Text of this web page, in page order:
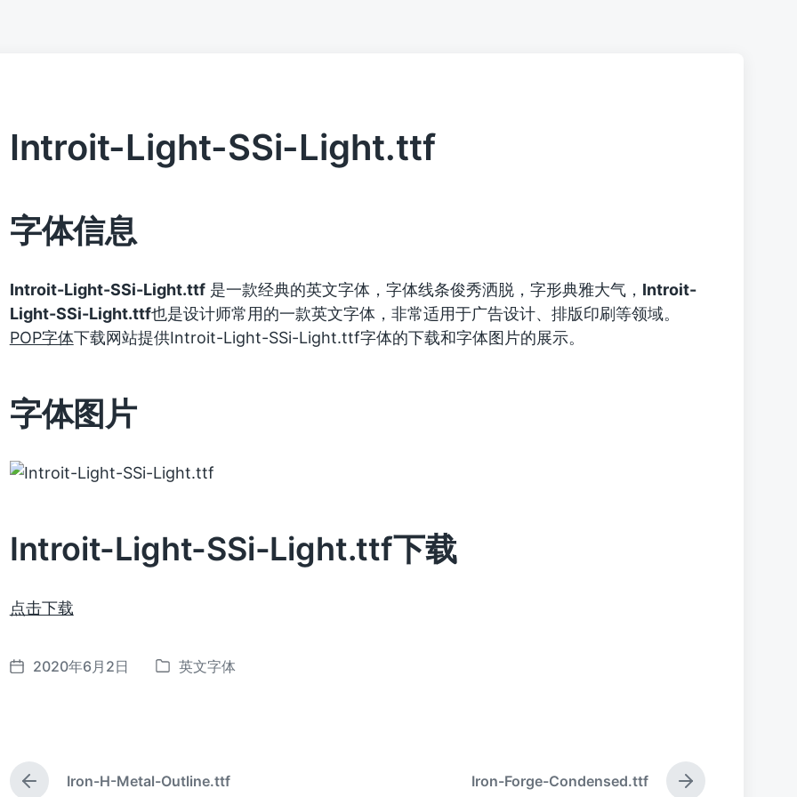
Introit-Light-SSi-Light.ttf
字体信息
Introit-Light-SSi-Light.ttf是一款经典的英文字体，字体线条俊秀洒脱，字形典雅大气， Introit-
Light-SSi-Light.ttf也是设计师常用的一款英文字体，非常适用于广告设计、排版印刷等领域。
POP字体下载网站提供Introit-Light-SSi-Light.ttf字体的下载和字体图片的展示。
字体图片
Introit-Light-SSi-Light.ttf下载
点击下载
发
2020年6月2日
发
英文字体
上
Iron-H-Metal-Outline.ttf
下
Iron-Forge-Condensed.ttf